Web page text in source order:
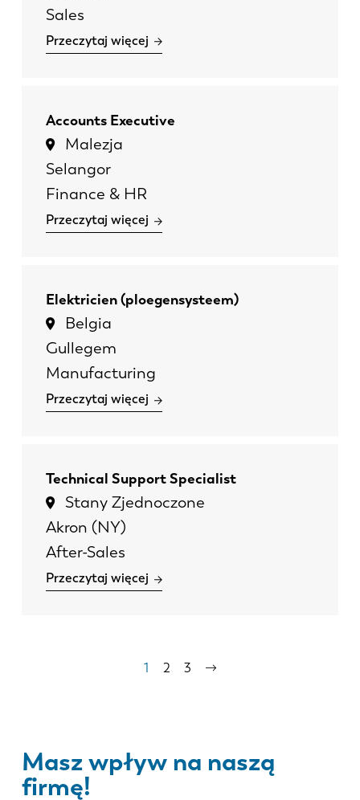
Sales
Przeczytaj więcej
Accounts Executive
Malezja
Selangor
Finance & HR
Przeczytaj więcej
Elektricien (ploegensysteem)
Belgia
Gullegem
Manufacturing
Przeczytaj więcej
Technical Support Specialist
Stany Zjednoczone
Akron (NY)
After-Sales
Przeczytaj więcej
Bieżąca
1 Strona
2 Strona
3
Następna
Masz wpływ na naszą
firmę!